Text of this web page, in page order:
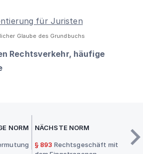
für Juristen
Glaube des Grundbuchs
Rechtsverkehr, häufige
NORM NÄCHSTE NORM
§ 893 Rechtsgeschäft mit